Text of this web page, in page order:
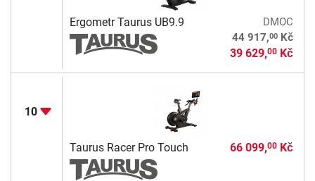
Ergometr Taurus UB9.9
DMOC
44 917,00Kč
39 629,00Kč
10
Taurus Racer Pro Touch 66 099,00Kč